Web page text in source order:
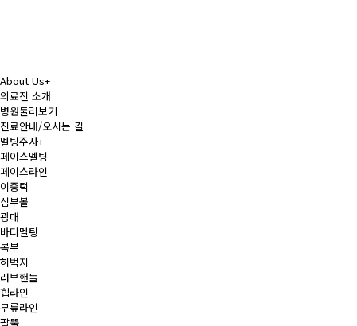
About Us+
의료진 소개
병원둘러보기
진료안내/오시는 길
멜팅주사+
페이스멜팅
페이스라인
이중턱
심부볼
광대
바디멜팅
복부
허벅지
러브핸들
힙라인
무릎라인
팔뚝